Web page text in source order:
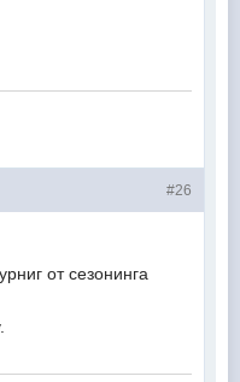
#26
от сезонинга